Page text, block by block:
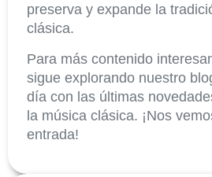
preserva y expande la
clásica.
Para más contenido
sigue explorando nuestro
día con las últimas
la música clásica. ¡Nos
entrada!